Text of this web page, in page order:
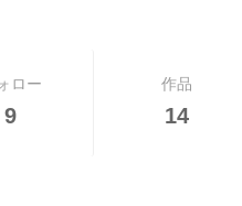
ロー
9
作品
14